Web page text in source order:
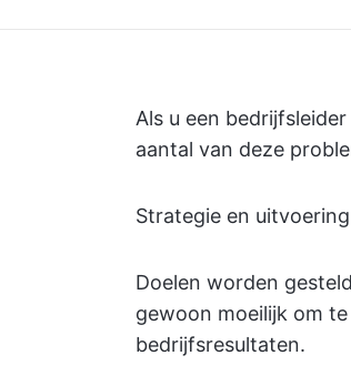
Als u een
aantal van deze
Strategie en
Doelen worden
gewoon moeilijk om
bedrijfsresultaten.